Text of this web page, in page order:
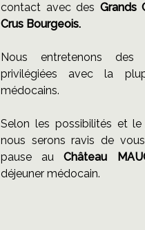
contact avec des Grands
Crus Bourgeois.
Nous entretenons des
privilégiées avec la
médocains.
Selon les possibilités et
nous serons ravis de
pause auChâteau
déjeuner médocain.